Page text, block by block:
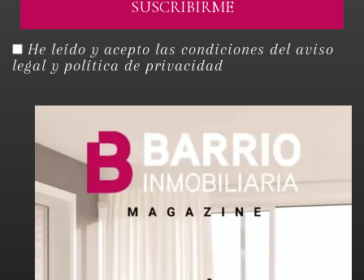
He leído y acepto las condiciones del aviso
legal y política de privacidad